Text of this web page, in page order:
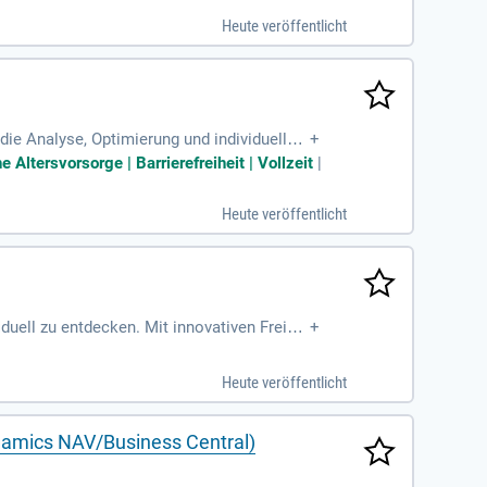
Heute veröffentlicht
Analyse, Optimierung und individuelle
professionellen Support und sind fü
teil. Als Teamleiter organisiere
sich jetzt und gestalten Sie die Zukunft
+
Altersvorsorge | Barrierefreiheit | Vollzeit |
Heute veröffentlicht
zu entdecken. Mit innovativen Freizei
spiegelt unser Engagement fü
Lebensqualität. Herz und Leidenschaft
+
Heute veröffentlicht
NAV/Business Central)